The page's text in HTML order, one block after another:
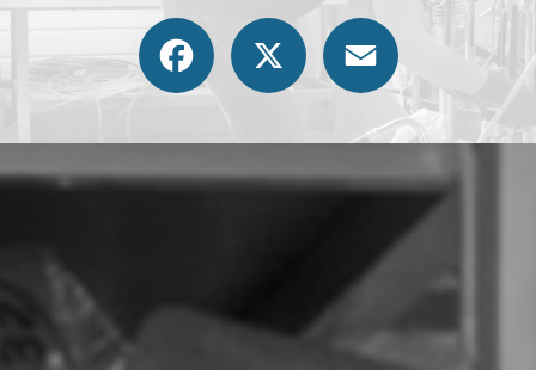
Facebook